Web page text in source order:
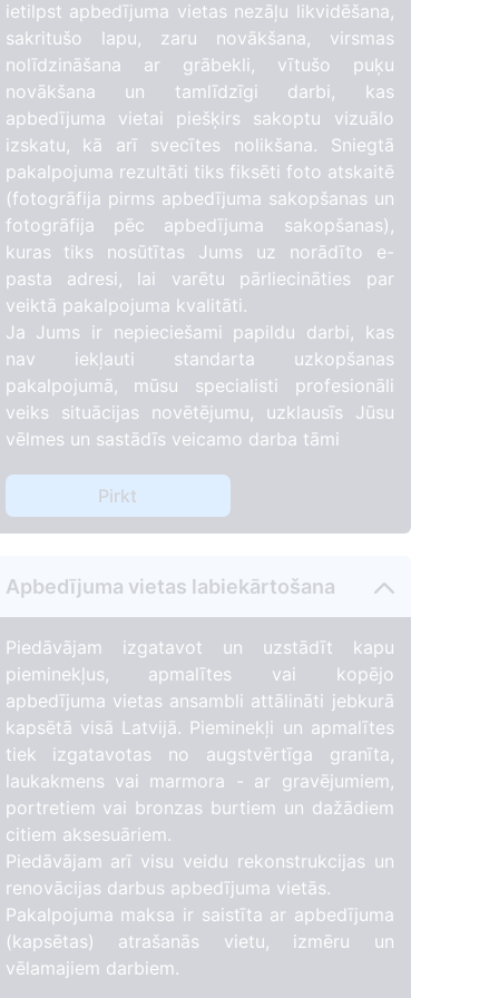
ietilpst apbedījuma vietas nezāļu likvidēšana,
sakritušo lapu, zaru novākšana, virsmas
nolīdzināšana ar grābekli, vītušo puķu
novākšana un tamlīdzīgi darbi, kas
apbedījuma vietai piešķirs sakoptu vizuālo
izskatu, kā arī svecītes nolikšana. Sniegtā
pakalpojuma rezultāti tiks fiksēti foto atskaitē
(fotogrāfija pirms apbedījuma sakopšanas un
fotogrāfija pēc apbedījuma sakopšanas),
kuras tiks nosūtītas Jums uz norādīto e-
pasta adresi, lai varētu pārliecināties par
veiktā pakalpojuma kvalitāti.
Ja Jums ir nepieciešami papildu darbi, kas
nav iekļauti standarta uzkopšanas
pakalpojumā, mūsu specialisti profesionāli
veiks situācijas novētējumu, uzklausīs Jūsu
vēlmes un sastādīs veicamo darba tāmi
Pirkt
Apbedījuma vietas labiekārtošana
Piedāvājam izgatavot un uzstādīt kapu
pieminekļus, apmalītes vai kopējo
apbedījuma vietas ansambli attālināti jebkurā
kapsētā visā Latvijā. Pieminekļi un apmalītes
tiek izgatavotas no augstvērtīga granīta,
laukakmens vai marmora - ar gravējumiem,
portretiem vai bronzas burtiem un dažādiem
citiem aksesuāriem.
Piedāvājam arī visu veidu rekonstrukcijas un
renovācijas darbus apbedījuma vietās.
Pakalpojuma maksa ir saistīta ar apbedījuma
(kapsētas) atrašanās vietu, izmēru un
vēlamajiem darbiem.